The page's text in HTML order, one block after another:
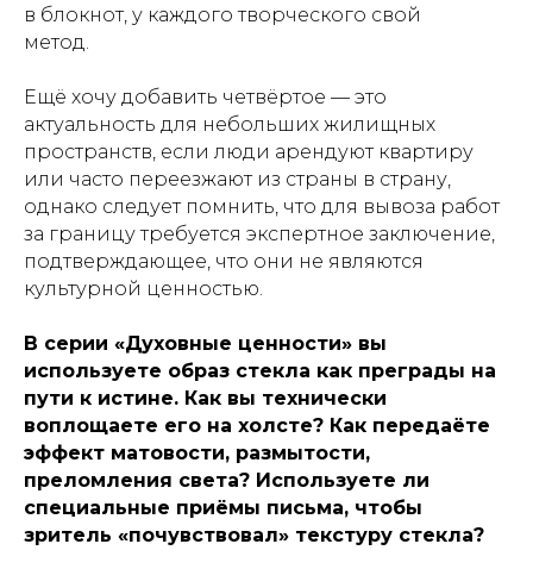
в блокнот, у каждого творческого свой
метод.
Ещё хочу добавить четвёртое — это
актуальность для небольших жилищных
пространств, если люди арендуют квартиру
или часто переезжают из страны в страну,
однако следует помнить, что для вывоза работ
за границу требуется экспертное заключение,
подтверждающее, что они не являются
культурной ценностью.
В серии «Духовные ценности» вы
используете образ стекла как преграды на
пути к истине. Как вы технически
воплощаете его на холсте? Как передаёте
эффект матовости, размытости,
преломления света? Используете ли
специальные приёмы письма, чтобы
зритель «почувствовал» текстуру стекла?